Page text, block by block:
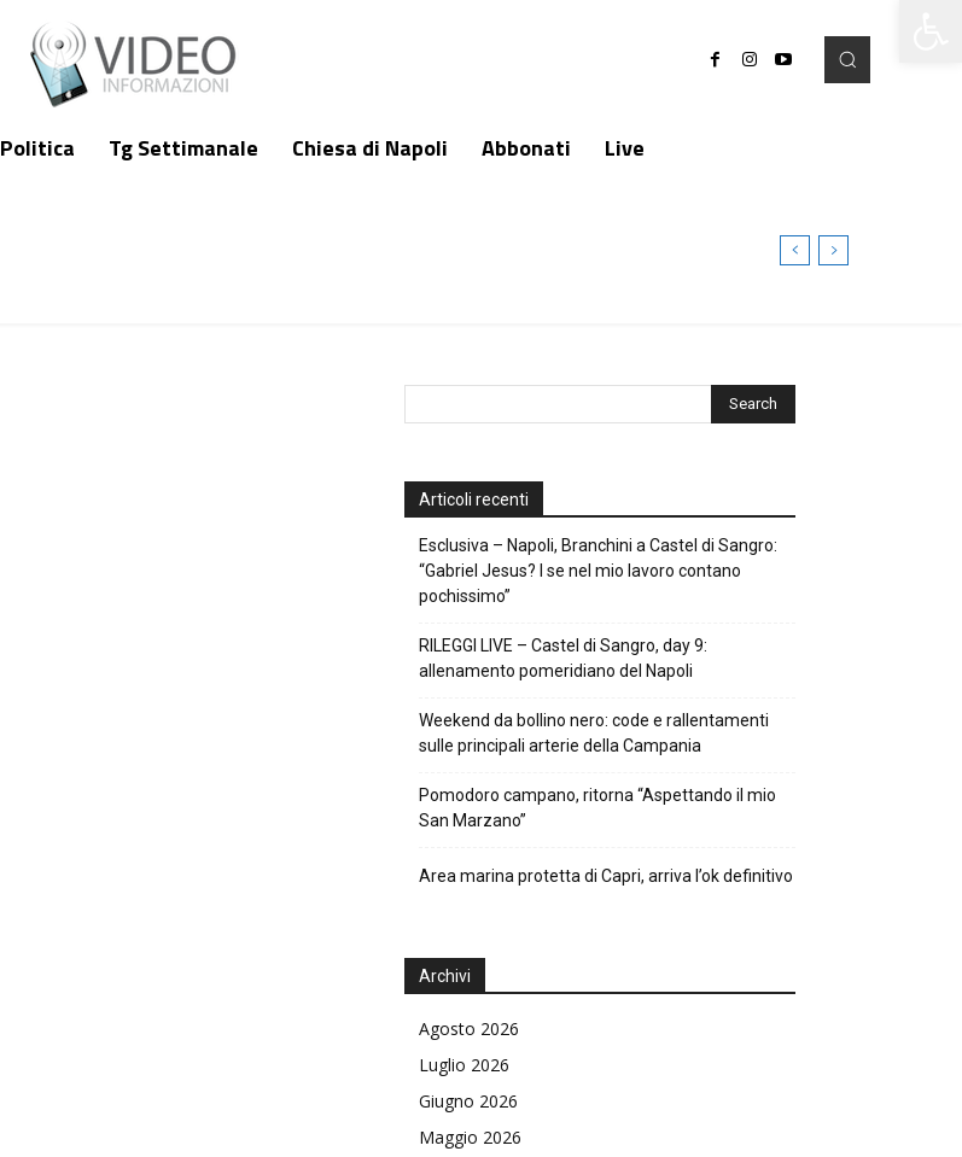
Politica Tg Settimanale Chiesa di Napoli Abbonati
Live
Articoli recenti
Esclusiva – Napoli, Branchini a Castel di Sangro:
“Gabriel Jesus? I se nel mio lavoro contano
pochissimo”
RILEGGI LIVE – Castel di Sangro, day 9:
allenamento pomeridiano del Napoli
Weekend da bollino nero: code e rallentamenti
sulle principali arterie della Campania
Pomodoro campano, ritorna “Aspettando il mio
San Marzano”
Area marina protetta di Capri, arriva l’ok definitivo
Archivi
Agosto 2026
Luglio 2026
Giugno 2026
Maggio 2026